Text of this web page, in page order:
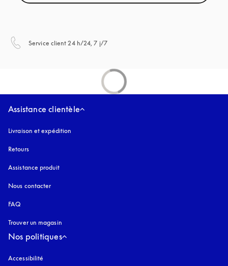
Service client 24 h/24, 7 j/7s’ouvre dans un nouvel onglet
Assistance clientèle
Livraison et expédition
Retours
Assistance produit
Nous contacter
FAQ
Trouver un magasin
Nos politiques
Accessibilité